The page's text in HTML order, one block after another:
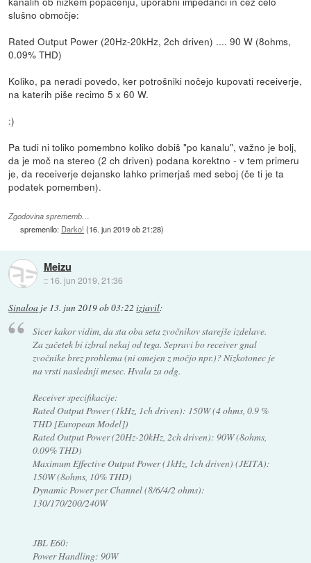
slušno območje:
Rated Output Power (20Hz-20kHz, 2ch driven) .... 90 W (8ohms,
0.09% THD)
Koliko, pa neradi povedo, ker potrošniki nočejo kupovati receiverje,
na katerih piše recimo 5 x 60 W.
:)
Pa tudi ni toliko pomembno koliko dobiš "po kanalu", važno je bolj,
da je moč na stereo (2 ch driven) podana korektno - v tem primeru
je, da receiverje dejansko lahko primerjaš med seboj (če ti je ta
podatek pomemben).
Zgodovina sprememb…
spremenilo: Darko! (16. jun 2019 ob 21:28)
Meizu
:: 16. jun 2019, 21:36
Sinaloa je 13. jun 2019 ob 03:22 izjavil:
Sicer kakor vidim, da sta oba seta zvočnikov starejše izdelave.
Za začetek bi izbral nekaj od tega. Sepravi bo receiver gnal
zvočnike brez problema (ni omejen z močjo npr.)? Nizkotonec je
na vrsti naslednji mesec. Hvala za odg.
Receiver specifikacije:
Rated Output Power (1kHz, 1ch driven): 150W (4 ohms, 0.9 %
THD [European Model])
Rated Output Power (20Hz-20kHz, 2ch driven): 90W (8ohms,
0.09% THD)
Maximum Effective Output Power (1kHz, 1ch driven) (JEITA):
150W (8ohms, 10% THD)
Dynamic Power per Channel (8/6/4/2 ohms):
130/170/200/240W
JBL E60:
Power Handling: 90W